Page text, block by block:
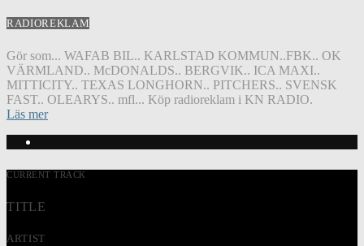
RADIOREKLAM
Gör som... WAFAB BIL.. KARLSTAD KOMMUN..FBK.. OK
VÄRMLAND.. McDONALDS.. BERGVIK.. ICA MAXI..
MITTICITY.. TEXAS LONGHORN.. PITCHERS.. SVENSK
FAST.. OLEARYS.. mfl... Köp radioreklam i KN RADIO.
Läs mer
CURRENT TRACK
TITLE
ARTIST